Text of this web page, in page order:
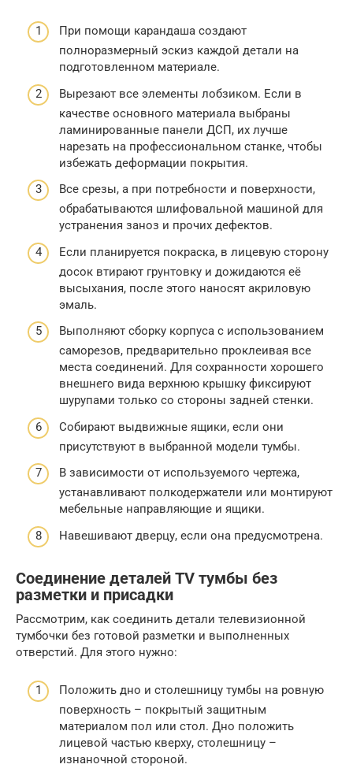
При помощи карандаша создают
полноразмерный эскиз каждой детали на
подготовленном материале.
Вырезают все элементы лобзиком. Если в
качестве основного материала выбраны
ламинированные панели ДСП, их лучше
нарезать на профессиональном станке, чтобы
избежать деформации покрытия.
Все срезы, а при потребности и поверхности,
обрабатываются шлифовальной машиной для
устранения заноз и прочих дефектов.
Если планируется покраска, в лицевую сторону
досок втирают грунтовку и дожидаются её
высыхания, после этого наносят акриловую
эмаль.
Выполняют сборку корпуса с использованием
саморезов, предварительно проклеивая все
места соединений. Для сохранности хорошего
внешнего вида верхнюю крышку фиксируют
шурупами только со стороны задней стенки.
Собирают выдвижные ящики, если они
присутствуют в выбранной модели тумбы.
В зависимости от используемого чертежа,
устанавливают полкодержатели или монтируют
мебельные направляющие и ящики.
Навешивают дверцу, если она предусмотрена.
Соединение деталей TV тумбы без
разметки и присадки
Рассмотрим, как соединить детали телевизионной
тумбочки без готовой разметки и выполненных
отверстий. Для этого нужно:
Положить дно и столешницу тумбы на ровную
поверхность – покрытый защитным
материалом пол или стол. Дно положить
лицевой частью кверху, столешницу –
изнаночной стороной.